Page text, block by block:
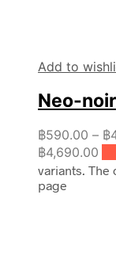
Add to
Neo-noir
฿590.00 – ฿
฿4,690.00
variants. The
page